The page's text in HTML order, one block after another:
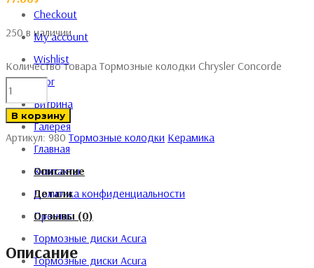
Checkout
My account
Wishlist
Блог
Витрина
Галерея
Главная
Контакты
Политика конфиденциальности
Про нас
Тормозные диски Acura
Тормозные диски Acura
250 в наличии
Количество товара Тормозные колодки Chrysler Concorde
В корзину
Артикул: 980 Тормозные колодки Керамика
Описание
Детали
Отзывы (0)
Описание